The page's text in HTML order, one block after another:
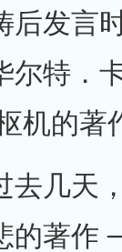
后发言
尔特．
机的著
去几天
的著作